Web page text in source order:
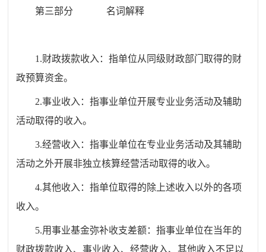
第三部分 名词解释
1.财政拨款收入：指单位从同级财政部门取得的财
政预算资金。
2.事业收入：指事业单位开展专业业务活动及辅助
活动取得的收入。
3.经营收入：指事业单位在专业业务活动及其辅助
活动之外开展非独立核算经营活动取得的收入。
4.其他收入：指单位取得的除上述收入以外的各项
收入。
5.用事业基金弥补收支差额：指事业单位在当年的
财政拨款收入、事业收入、经营收入、其他收入不足以